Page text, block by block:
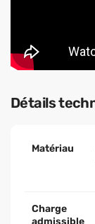
Détails
Matériau
Charge
admissible